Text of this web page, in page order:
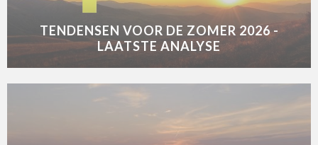
TENDENSEN VOOR DE ZOMER 2026 -
LAATSTE ANALYSE